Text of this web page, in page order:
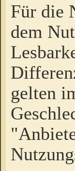
Für die
dem
gelten